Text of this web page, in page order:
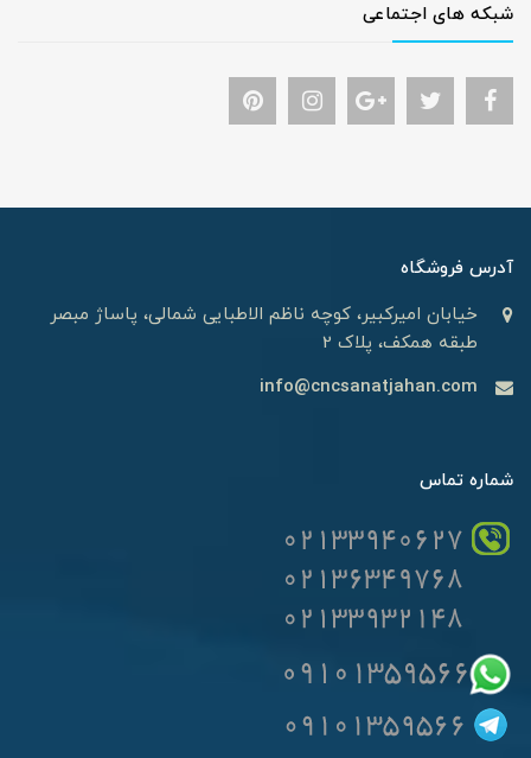
شبکه های اجتماعی
آدرس فروشگاه
خیابان امیرکبیر، کوچه ناظم الاطبایی شمالی، پاساژ مبصر
طبقه همکف، پلاک 2
info@cncsanatjahan.com
شماره تماس